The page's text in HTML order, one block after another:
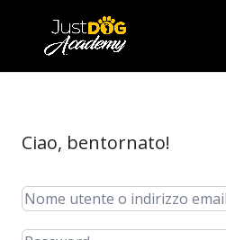
Ciao, bentornato!